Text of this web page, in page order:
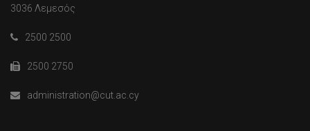
3036 Λεμεσός
2500 2500
2500 2750
administration@cut.ac.cy